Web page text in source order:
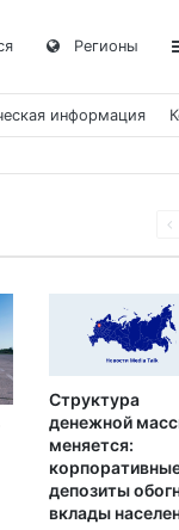
Регионы
информация
Структура
денежной
меняется:
депозиты
вклады